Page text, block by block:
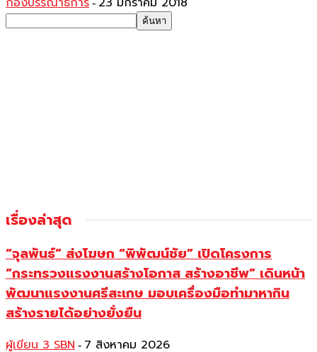
-
เรื่องล่าสุด
“จุลพันธ์” ส่งโฆษก “พิพัฒน์ชัย” เปิดโครงการ
“กระทรวงแรงงานสร้างโอกาส สร้างอาชีพ” เดินหน้า
พัฒนาแรงงานศรีสะเกษ มอบเครื่องมือทำมาหากิน
สร้างรายได้อย่างยั่งยืน
ผู้เขียน 3 SBN - 7 สิงหาคม 2026